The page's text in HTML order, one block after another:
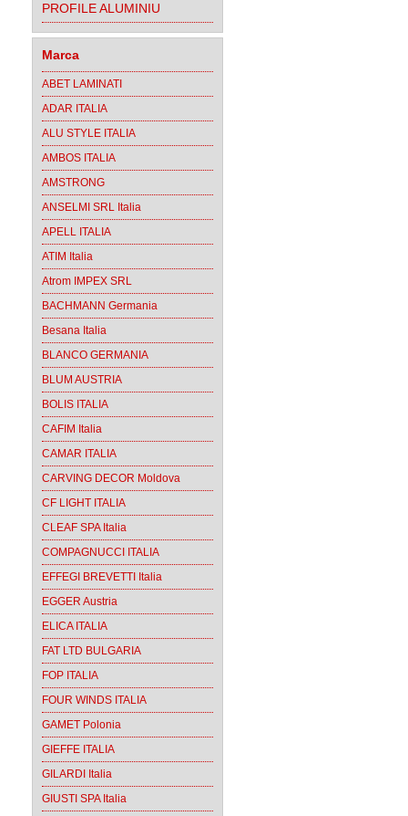
PROFILE ALUMINIU
Marca
ABET LAMINATI
ADAR ITALIA
ALU STYLE ITALIA
AMBOS ITALIA
AMSTRONG
ANSELMI SRL Italia
APELL ITALIA
ATIM Italia
Atrom IMPEX SRL
BACHMANN Germania
Besana Italia
BLANCO GERMANIA
BLUM AUSTRIA
BOLIS ITALIA
CAFIM Italia
CAMAR ITALIA
CARVING DECOR Moldova
CF LIGHT ITALIA
CLEAF SPA Italia
COMPAGNUCCI ITALIA
EFFEGI BREVETTI Italia
EGGER Austria
ELICA ITALIA
FAT LTD BULGARIA
FOP ITALIA
FOUR WINDS ITALIA
GAMET Polonia
GIEFFE ITALIA
GILARDI Italia
GIUSTI SPA Italia